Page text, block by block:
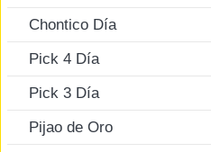
Chontico Día
Pick 4 Día
Pick 3 Día
Pijao de Oro